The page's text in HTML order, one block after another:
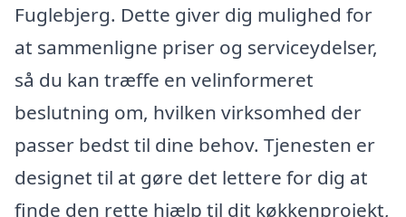
Fuglebjerg. Dette giver dig mulighed for
at sammenligne priser og serviceydelser,
så du kan træffe en velinformeret
beslutning om, hvilken virksomhed der
passer bedst til dine behov. Tjenesten er
designet til at gøre det lettere for dig at
finde den rette hjælp til dit køkkenprojekt,